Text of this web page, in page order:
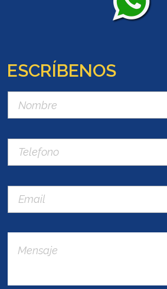
ESCRÍBENOS